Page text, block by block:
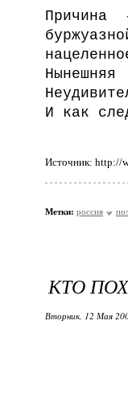
Причина
И как
Источник: http://
Метки: россия
КТО
Вторник, 12 Мая